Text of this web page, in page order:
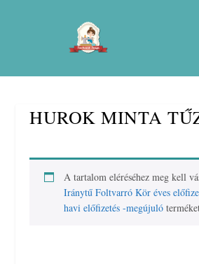
HUROK MINTA
A tartalom eléréséhez meg kell
Iránytű Foltvarró Kör éves
havi előfizetés -megújuló